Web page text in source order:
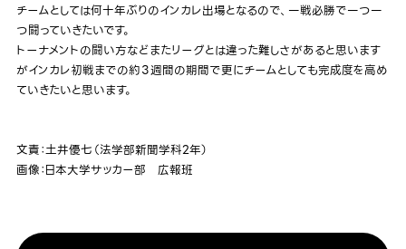
チームとしては何十年ぶりのインカレ出場となるので、一戦必勝で一つ一
つ闘っていきたいです。
トーナメントの闘い方などまたリーグとは違った難しさがあると思います
がインカレ初戦までの約３週間の期間で更にチームとしても完成度を高め
ていきたいと思います。
文責：土井優七（法学部新聞学科2年）
画像：日本大学サッカー部 広報班